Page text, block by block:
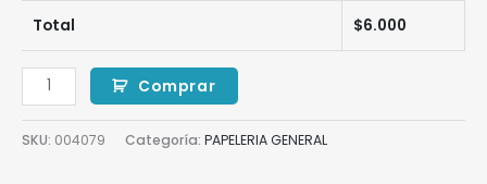
Total $6.000
Comprar
SKU: 004079 Categoría: PAPELERIA GENERAL